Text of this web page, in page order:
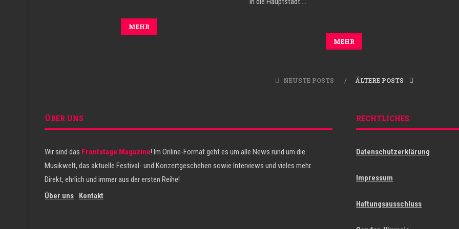
MEHR
MEHR
NEUSTE POSTS ÄLTERE POSTS
ÜBER UNS
Wir sind das Frontstage Magazine! Im Online-Format geht es um alle News rund um die
Musikwelt, das aktuelle Festival- und Konzertgeschehen sowie Interviews und vieles mehr.
Direkt, ehrlich und immer aus der ersten Reihe!
Über uns
Kontakt
RECHTLICHES
Datenschutzerklärung
Impressum
Haftungsausschluss